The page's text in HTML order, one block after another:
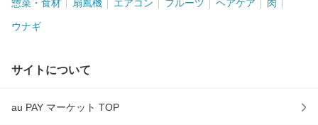
惣菜・食材 扇風機 エアコン フルーツ ヘアケア 肉
ウナギ
サイトについて
au PAY マーケット TOP